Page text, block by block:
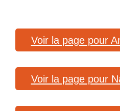
Voir la page pour
Voir la page pour